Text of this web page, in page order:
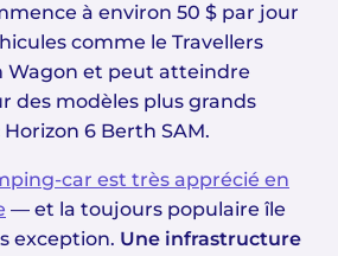
à environ 50 $ par jour
comme le Travellers
Wagon et peut atteindre
des modèles plus grands
6 Berth SAM.
car est très apprécié en
— et la toujours populaire île
exception. Une infrastructure